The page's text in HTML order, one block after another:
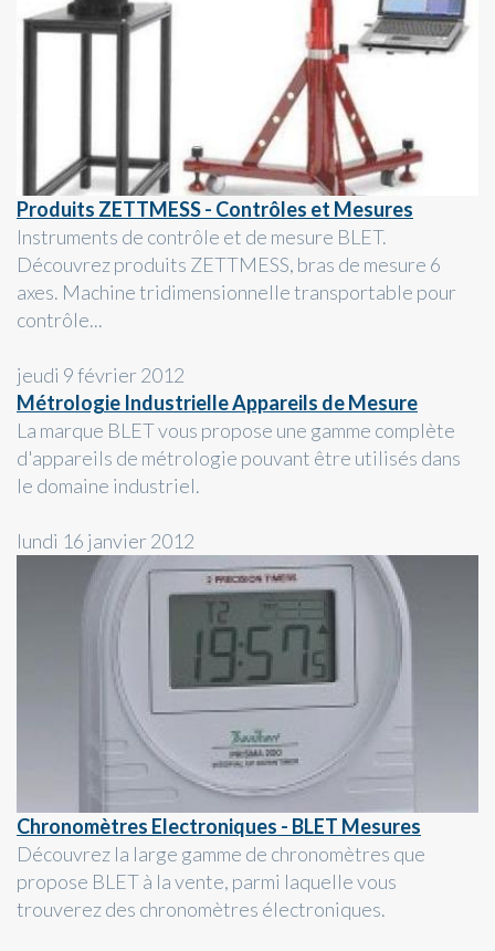
Produits ZETTMESS - Contrôles et Mesures
Instruments de contrôle et de mesure BLET.
Découvrez produits ZETTMESS, bras de mesure 6
axes. Machine tridimensionnelle transportable pour
contrôle...
jeudi 9 février 2012
Métrologie Industrielle Appareils de Mesure
La marque BLET vous propose une gamme complète
d'appareils de métrologie pouvant être utilisés dans
le domaine industriel.
lundi 16 janvier 2012
Chronomètres Electroniques - BLET Mesures
Découvrez la large gamme de chronomètres que
propose BLET à la vente, parmi laquelle vous
trouverez des chronomètres électroniques.